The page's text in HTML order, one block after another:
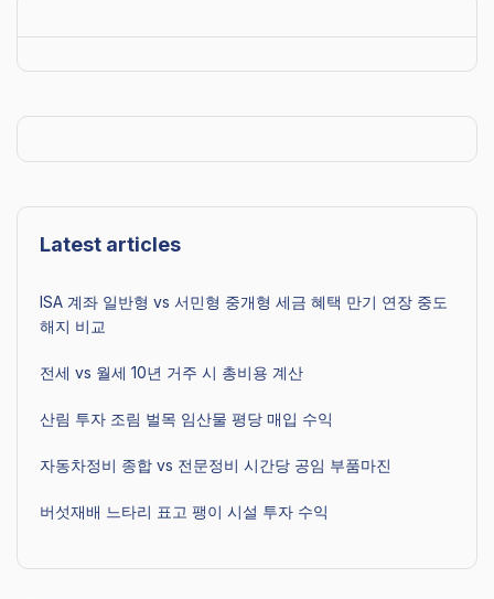
Latest articles
ISA 계좌 일반형 vs 서민형 중개형 세금 혜택 만기 연장 중도
해지 비교
전세 vs 월세 10년 거주 시 총비용 계산
산림 투자 조림 벌목 임산물 평당 매입 수익
자동차정비 종합 vs 전문정비 시간당 공임 부품마진
버섯재배 느타리 표고 팽이 시설 투자 수익